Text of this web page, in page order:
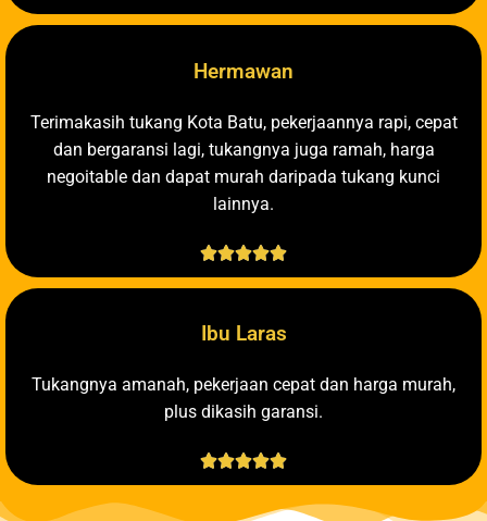
Hermawan
Terimakasih tukang Kota Batu, pekerjaannya rapi, cepat
dan bergaransi lagi, tukangnya juga ramah, harga
negoitable dan dapat murah daripada tukang kunci
lainnya.

Ibu Laras
Tukangnya amanah, pekerjaan cepat dan harga murah,
plus dikasih garansi.
